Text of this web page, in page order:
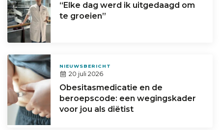
“Elke dag werd ik uitgedaagd om
te groeien”
NIEUWSBERICHT
20 juli 2026
Obesitasmedicatie en de
beroepscode: een wegingskader
voor jou als diëtist